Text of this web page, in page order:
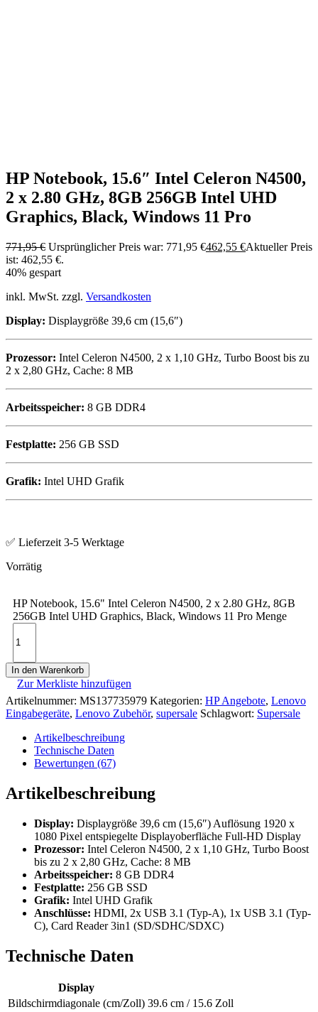
HP Notebook, 15.6″ Intel Celeron N4500,
2 x 2.80 GHz, 8GB 256GB Intel UHD
Graphics, Black, Windows 11 Pro
771,95€ Ursprünglicher Preis war: 771,95 €462,55 €Aktueller Preis
ist: 462,55 €.
40% gespart
inkl. MwSt. zzgl. Versandkosten
Display: Displaygröße 39,6 cm (15,6″)
Prozessor: Intel Celeron N4500, 2 x 1,10 GHz, Turbo Boost bis zu
2 x 2,80 GHz, Cache: 8 MB
Arbeitsspeicher: 8 GB DDR4
Festplatte: 256 GB SSD
Grafik: Intel UHD Grafik
✅ Lieferzeit 3-5 Werktage
HP Notebook, 15.6" Intel Celeron N4500, 2 x 2.80 GHz, 8GB
256GB Intel UHD Graphics, Black, Windows 11 Pro Menge
In den Warenkorb
Zur Merkliste hinzufügen
Artikelnummer: MS137735979 Kategorien: HP Angebote, Lenovo
Eingabegeräte, Lenovo Zubehör, supersale Schlagwort: Supersale
Artikelbeschreibung
Technische Daten
Bewertungen (67)
Artikelbeschreibung
Display: Displaygröße 39,6 cm (15,6″) Auflösung 1920 x
1080 Pixel entspiegelte Displayoberfläche Full-HD Display
Prozessor: Intel Celeron N4500, 2 x 1,10 GHz, Turbo Boost
bis zu 2 x 2,80 GHz, Cache: 8 MB
Arbeitsspeicher: 8 GB DDR4
Festplatte: 256 GB SSD
Grafik: Intel UHD Grafik
Anschlüsse: HDMI, 2x USB 3.1 (Typ-A), 1x USB 3.1 (Typ-
C), Card Reader 3in1 (SD/SDHC/SDXC)
Technische Daten
Display
Bildschirmdiagonale (cm/Zoll) 39.6 cm / 15.6 Zoll